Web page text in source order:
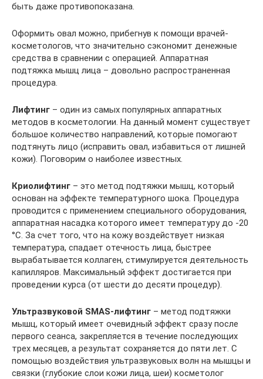
быть даже противопоказана.
Оформить овал можно, прибегнув к помощи врачей-
косметологов, что значительно сэкономит денежные
средства в сравнении с операцией. Аппаратная
подтяжка мышц лица – довольно распространенная
процедура.
Лифтинг – один из самых популярных аппаратных
методов в косметологии. На данный момент существует
большое количество направлений, которые помогают
подтянуть лицо (исправить овал, избавиться от лишней
кожи). Поговорим о наиболее известных.
Криолифтинг – это метод подтяжки мышц, который
основан на эффекте температурного шока. Процедура
проводится с применением специального оборудования,
аппаратная насадка которого имеет температуру до -20
°С. За счет того, что на кожу воздействует низкая
температура, спадает отечность лица, быстрее
вырабатывается коллаген, стимулируется деятельность
капилляров. Максимальный эффект достигается при
проведении курса (от шести до десяти процедур).
Ультразвуковой SMAS-лифтинг – метод подтяжки
мышц, который имеет очевидный эффект сразу после
первого сеанса, закрепляется в течение последующих
трех месяцев, а результат сохраняется до пяти лет. С
помощью воздействия ультразвуковых волн на мышцы и
связки (глубокие слои кожи лица, шеи) косметолог